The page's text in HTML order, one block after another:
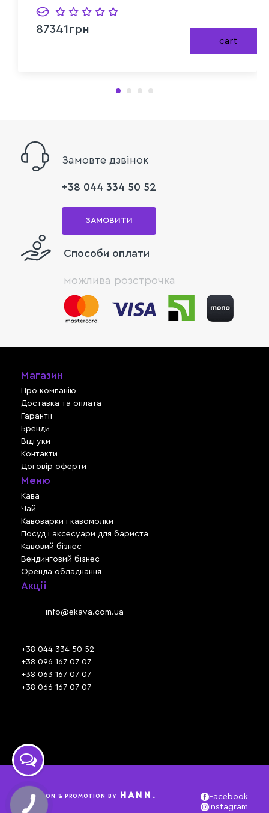
87341грн
Замовте дзвінок
+38 044 334 50 52
ЗАМОВИТИ
Способи оплати
можлива розстрочка
Магазин
Про компанію
Доставка та оплата
Гарантії
Бренди
Відгуки
Контакти
Договір оферти
Меню
Кава
Чай
Кавоварки і кавомолки
Посуд і аксесуари для бариста
Кавовий бізнес
Вендинговий бізнес
Оренда обладнання
Акції
info@ekava.com.ua
+38 044 334 50 52
+38 096 167 07 07
+38 063 167 07 07
+38 066 167 07 07
CREATION & PROMOTION BY HANN.
Facebook
Instagram